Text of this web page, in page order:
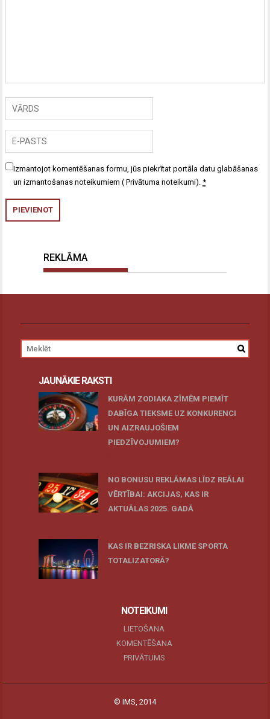
Izmantojot komentēšanas formu, jūs piekrītat portāla datu glabāšanas
un izmantošanas noteikumiem ( Privātuma noteikumi).*
REKLĀMA
JAUNĀKIE RAKSTI
KURĀM ZODIAKA ZĪMĒM PIEMĪT
DABĪGA TIEKSME UZ KONKURENCI
UN AIZRAUJOŠIEM
PIEDZĪVOJUMIEM?
NO BONUSU REKLĀMAS LĪDZ REĀLAI
VĒRTĪBAI: AKCIJAS, KAS IR
AKTUĀLAS 2025. GADĀ
KAS IR BEZRISKA LIKME SPORTA
TOTALIZATORĀ?
NOTEIKUMI
LIETOŠANA
KOMENTĒŠANA
PRIVĀTUMS
© IMS, 2014